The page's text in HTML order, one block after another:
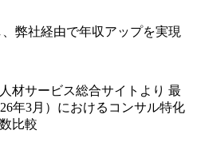
が業務面をサポートしつつ、
だきます。 ＜QAエンジニア＞
だきます。 課題選定から顧客
でを一気通貫で支援していた
通じて顧客の要望や提案を柔
クルを回すため、ご自身の提
弊社経由で年収アップを実現
材サービス総合サイトより 最
年3月）におけるコンサル特化
比較